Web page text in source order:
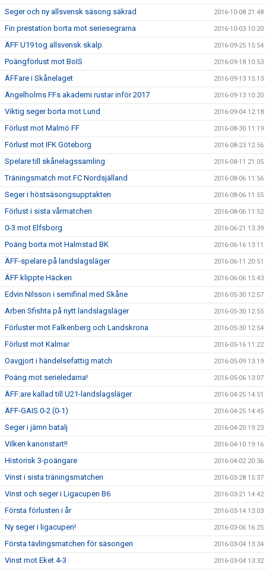
Seger och ny allsvensk säsong säkrad 2016-10-08 21:48
Fin prestation borta mot seriesegrarna 2016-10-03 10:20
ÄFF U19 tog allsvensk skalp 2016-09-25 15:54
Poängförlust mot BoIS 2016-09-18 10:53
ÄFFare i Skånelaget 2016-09-13 15:13
Ängelholms FFs akademi rustar inför 2017 2016-09-13 10:20
Viktig seger borta mot Lund 2016-09-04 12:18
Förlust mot Malmö FF 2016-08-30 11:19
Förlust mot IFK Göteborg 2016-08-23 12:56
Spelare till skånelagssamling 2016-08-11 21:05
Träningsmatch mot FC Nordsjälland 2016-08-06 11:56
Seger i höstsäsongsupptakten 2016-08-06 11:55
Förlust i sista vårmatchen 2016-08-06 11:52
0-3 mot Elfsborg 2016-06-21 13:39
Poäng borta mot Halmstad BK 2016-06-16 13:11
ÄFF-spelare på landslagsläger 2016-06-11 20:51
ÄFF klippte Häcken 2016-06-06 15:43
Edvin Nilsson i semifinal med Skåne 2016-05-30 12:57
Arben Sfishta på nytt landslagsläger 2016-05-30 12:55
Förluster mot Falkenberg och Landskrona 2016-05-30 12:54
Förlust mot Kalmar 2016-05-16 11:22
Oavgjort i händelsefattig match 2016-05-09 13:19
Poäng mot serieledarna! 2016-05-06 13:07
ÄFF:are kallad till U21-landslagsläger 2016-04-25 14:51
ÄFF-GAIS 0-2 (0-1) 2016-04-25 14:45
Seger i jämn batalj 2016-04-20 19:23
Vilken kanonstart!! 2016-04-10 19:16
Historisk 3-poängare 2016-04-02 20:36
Vinst i sista träningsmatchen 2016-03-28 15:37
Vinst och seger i Ligacupen B6 2016-03-21 14:42
Första förlusten i år 2016-03-14 13:03
Ny seger i ligacupen! 2016-03-06 16:25
Första tävlingsmatchen för säsongen 2016-03-04 13:34
Vinst mot Eket 4-3 2016-03-04 13:32